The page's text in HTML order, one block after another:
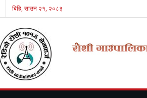
बिहि, साउन २१, २०८३